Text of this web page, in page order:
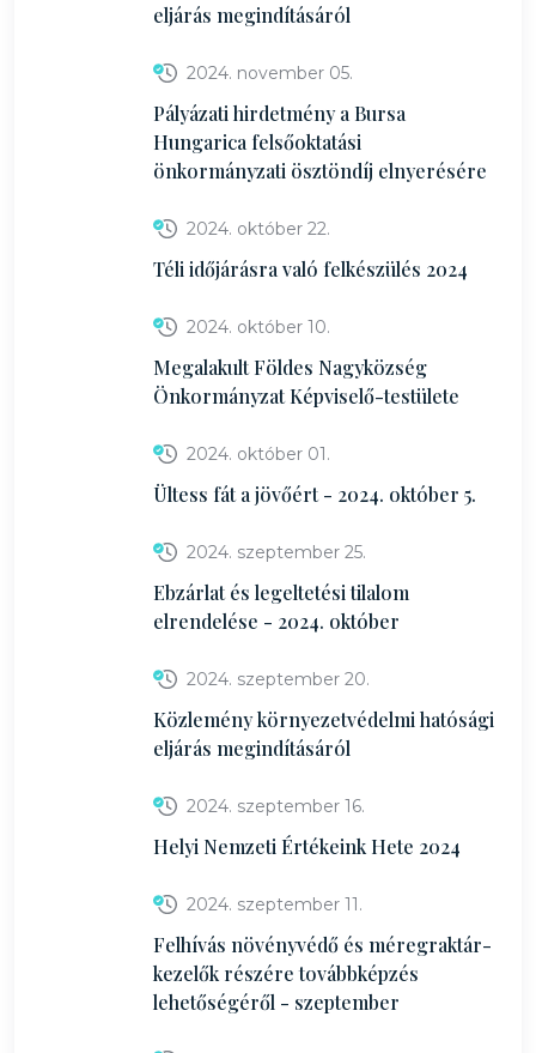
eljárás megindításáról
2024. november 05.
Pályázati hirdetmény a Bursa
Hungarica felsőoktatási
önkormányzati ösztöndíj elnyerésére
2024. október 22.
Téli időjárásra való felkészülés 2024
2024. október 10.
Megalakult Földes Nagyközség
Önkormányzat Képviselő-testülete
2024. október 01.
Ültess fát a jövőért - 2024. október 5.
2024. szeptember 25.
Ebzárlat és legeltetési tilalom
elrendelése - 2024. október
2024. szeptember 20.
Közlemény környezetvédelmi hatósági
eljárás megindításáról
2024. szeptember 16.
Helyi Nemzeti Értékeink Hete 2024
2024. szeptember 11.
Felhívás növényvédő és méregraktár-
kezelők részére továbbképzés
lehetőségéről - szeptember